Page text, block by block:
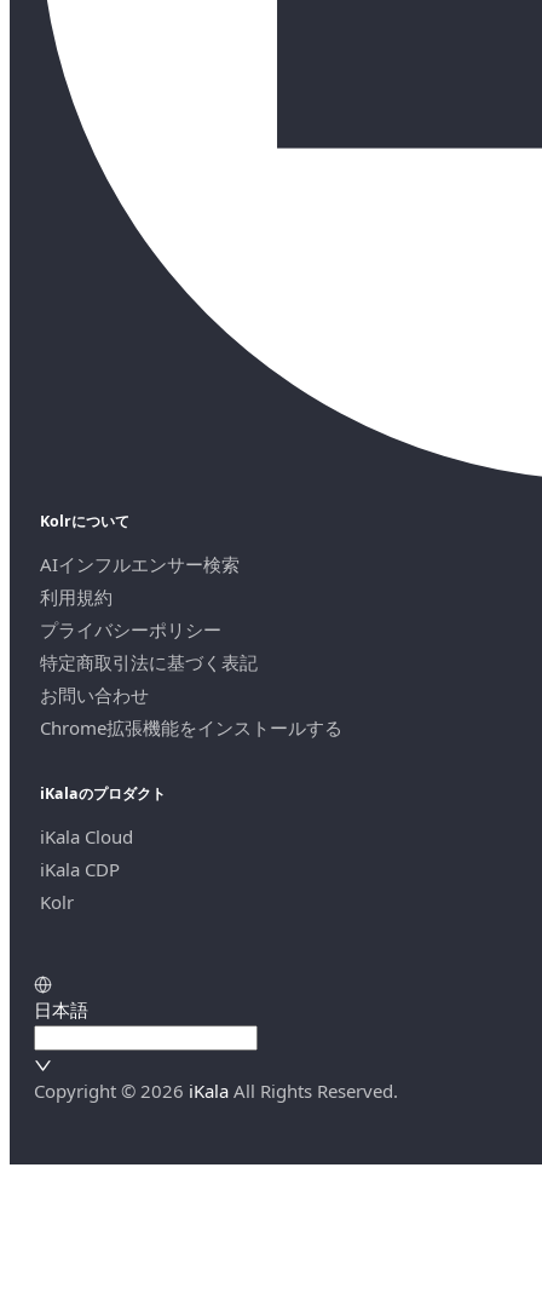
Kolrについて
AIインフルエンサー検索
利用規約
プライバシーポリシー
特定商取引法に基づく表記
お問い合わせ
Chrome拡張機能をインストールする
iKalaのプロダクト
iKala Cloud
iKala CDP
Kolr
日本語
Copyright © 2026 iKala All Rights Reserved.